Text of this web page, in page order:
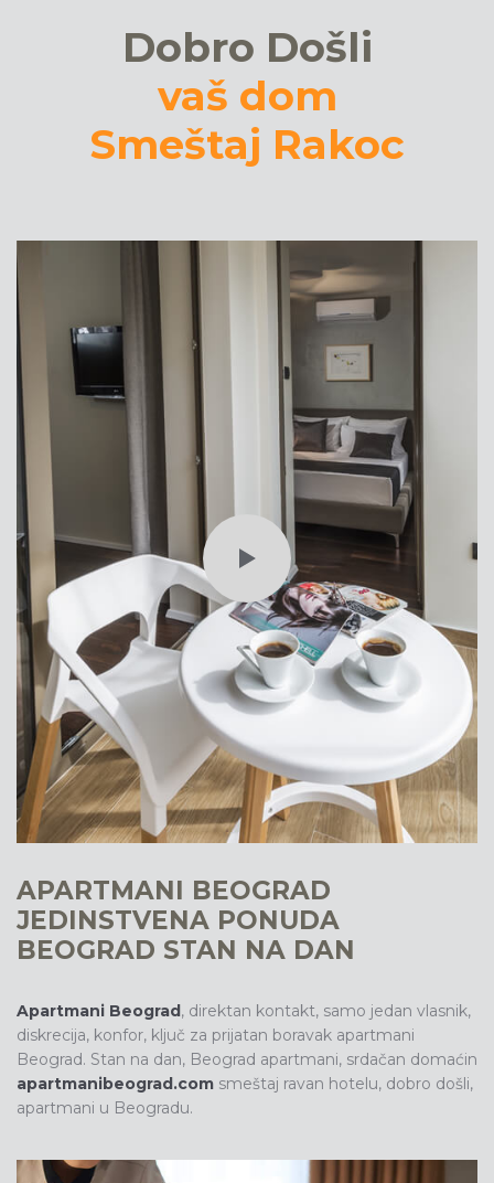
Dobro Došli
vaš dom
Smeštaj Rakoc
APARTMANI BEOGRAD
JEDINSTVENA PONUDA
BEOGRAD STAN NA DAN
Apartmani Beograd, direktan kontakt, samo jedan vlasnik,
diskrecija, konfor, ključ za prijatan boravak apartmani
Beograd. Stan na dan, Beograd apartmani, srdačan domaćin
apartmanibeograd.com smeštaj ravan hotelu, dobro došli,
apartmani u Beogradu.